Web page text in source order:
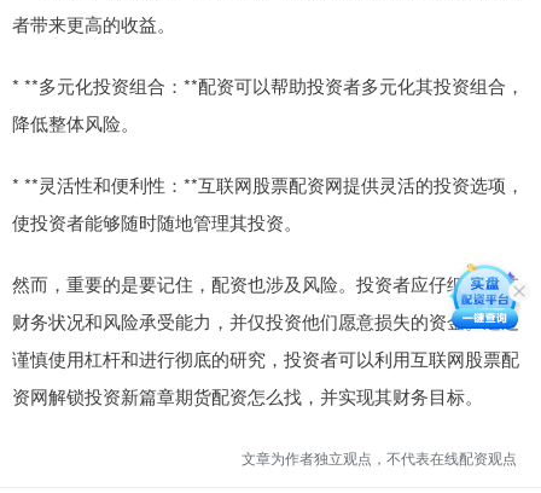
者带来更高的收益。
* **多元化投资组合：**配资可以帮助投资者多元化其投资组合，
降低整体风险。
* **灵活性和便利性：**互联网股票配资网提供灵活的投资选项，
使投资者能够随时随地管理其投资。
然而，重要的是要记住，配资也涉及风险。投资者应仔细考虑其
财务状况和风险承受能力，并仅投资他们愿意损失的资金。通过
谨慎使用杠杆和进行彻底的研究，投资者可以利用互联网股票配
资网解锁投资新篇章期货配资怎么找，并实现其财务目标。
文章为作者独立观点，不代表在线配资观点